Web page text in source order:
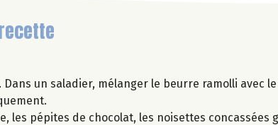
Dans un saladier, mélanger le beurre ramolli avec
les pépites de chocolat, les noisettes